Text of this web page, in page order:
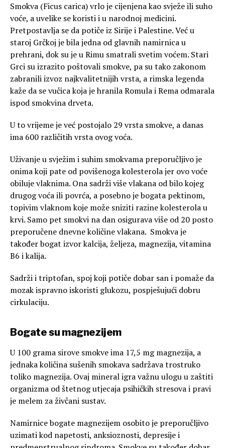
Smokva (Ficus carica) vrlo je cijenjena kao svježe ili suho
voće, a uvelike se koristi i u narodnoj medicini.
Pretpostavlja se da potiče iz Sirije i Palestine. Već u
staroj Grčkoj je bila jedna od glavnih namirnica u
prehrani, dok su je u Rimu smatrali svetim voćem. Stari
Grci su izrazito poštovali smokve, pa su tako zakonom
zabranili izvoz najkvalitetnijih vrsta, a rimska legenda
kaže da se vučica koja je hranila Romula i Rema odmarala
ispod smokvina drveta.
U to vrijeme je već postojalo 29 vrsta smokve, a danas
ima 600 različitih vrsta ovog voća.
Uživanje u svježim i suhim smokvama preporučljivo je
onima koji pate od povišenoga kolesterola jer ovo voće
obiluje vlaknima. Ona sadrži više vlakana od bilo kojeg
drugog voća ili povrća, a posebno je bogata pektinom,
topivim vlaknom koje može sniziti razine kolesterola u
krvi. Samo pet smokvi na dan osigurava više od 20 posto
preporučene dnevne količine vlakana. Smokva je
također bogat izvor kalcija, željeza, magnezija, vitamina
B6 i kalija.
Sadrži i triptofan, spoj koji potiče dobar san i pomaže da
mozak ispravno iskoristi glukozu, pospješujući dobru
cirkulaciju.
Bogate su magnezijem
U 100 grama sirove smokve ima 17,5 mg magnezija, a
jednaka količina sušenih smokava sadržava trostruko
toliko magnezija. Ovaj mineral igra važnu ulogu u zaštiti
organizma od štetnog utjecaja psihičkih stresova i pravi
je melem za živčani sustav.
Namirnice bogate magnezijem osobito je preporučljivo
uzimati kod napetosti, anksioznosti, depresije i